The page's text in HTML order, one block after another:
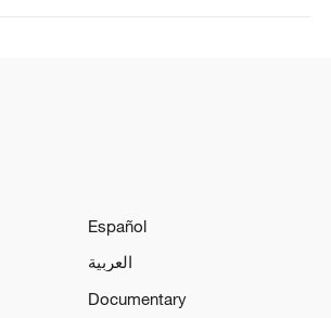
Español
العربية
Documentary